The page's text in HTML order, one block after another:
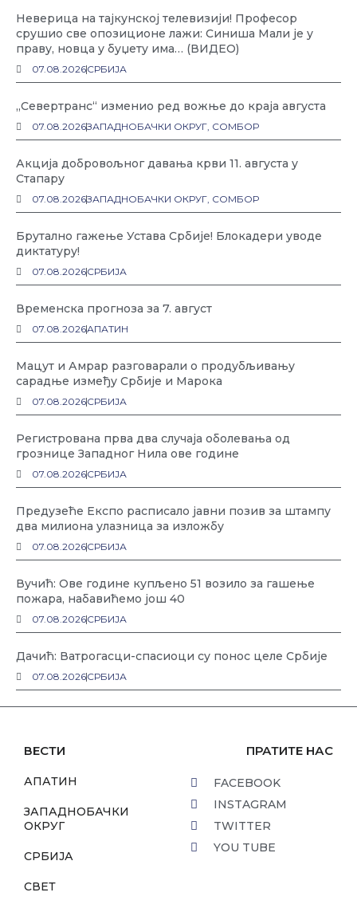
Неверица на тајкунској телевизији! Професор
срушио све опозиционе лажи: Синиша Мали је у
праву, новца у буџету има… (ВИДЕО)
07.08.2026СРБИЈА
„Севертранс“ изменио ред вожње до краја августа
07.08.2026ЗАПАДНОБАЧКИ ОКРУГ, СОМБОР
Акција добровољног давања крви 11. августа у
Стапару
07.08.2026ЗАПАДНОБАЧКИ ОКРУГ, СОМБОР
Брутално гажење Устава Србије! Блокадери уводе
диктатуру!
07.08.2026СРБИЈА
Временска прогноза за 7. август
07.08.2026АПАТИН
Мацут и Амрар разговарали о продубљивању
сарадње између Србије и Марока
07.08.2026СРБИЈА
Регистрована прва два случаја оболевања од
грознице Западног Нила ове године
07.08.2026СРБИЈА
Предузеће Експо расписало јавни позив за штампу
два милиона улазница за изложбу
07.08.2026СРБИЈА
Вучић: Ове године купљено 51 возило за гашење
пожара, набавићемо још 40
07.08.2026СРБИЈА
Дачић: Ватрогасци-спасиоци су понос целе Србије
07.08.2026СРБИЈА
ВЕСТИ
АПАТИН
ЗАПАДНОБАЧКИ
ОКРУГ
СРБИЈА
СВЕТ
ПРАТИТЕ НАС
FACEBOOK
INSTAGRAM
TWITTER
YOU TUBE